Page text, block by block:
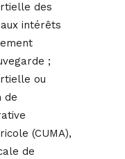
des
intérêts
;
ou
de
(CUMA),
de